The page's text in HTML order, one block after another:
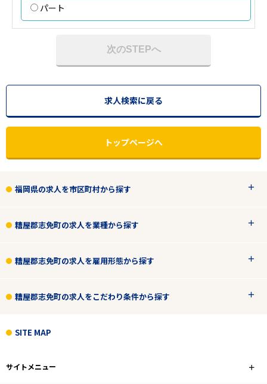
エリアで探す
糟屋郡志免町
パート
次のSTEPへ
求人検索に戻る
トップページへ
福岡県の求人を市区町村から探す
糟屋郡志免町の求人を業種から探す
糟屋郡志免町の求人を雇用形態から探す
糟屋郡志免町の求人をこだわり条件から探す
SITE MAP
サイトメニュー